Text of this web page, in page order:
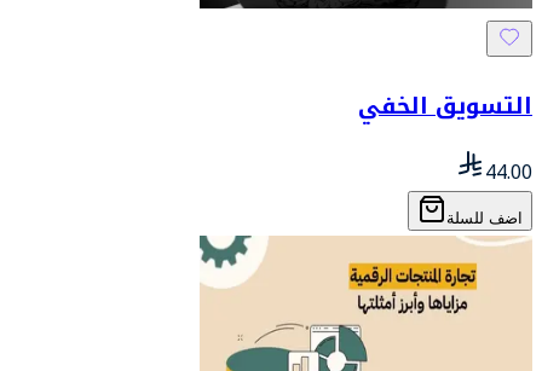
التسويق الخفي
44.00
اضف للسلة